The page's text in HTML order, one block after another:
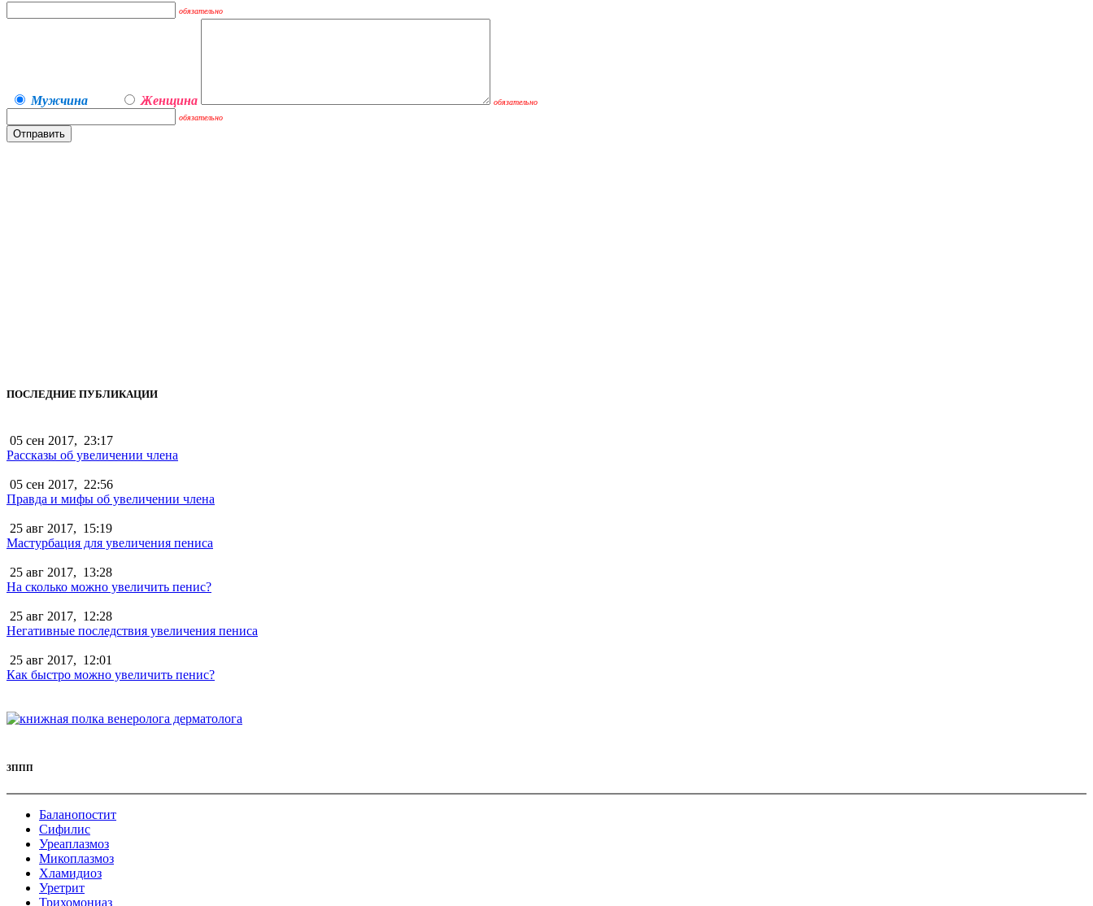
обязательно
Мужчина Женщина
обязательно
обязательно
ПОСЛЕДНИЕ ПУБЛИКАЦИИ
05 сен 2017, 23:17
Рассказы об увеличении члена
05 сен 2017, 22:56
Правда и мифы об увеличении члена
25 авг 2017, 15:19
Мастурбация для увеличения пениса
25 авг 2017, 13:28
На сколько можно увеличить пенис?
25 авг 2017, 12:28
Негативные последствия увеличения пениса
25 авг 2017, 12:01
Как быстро можно увеличить пенис?
ЗППП
Баланопостит
Сифилис
Уреаплазмоз
Микоплазмоз
Хламидиоз
Уретрит
Трихомониаз